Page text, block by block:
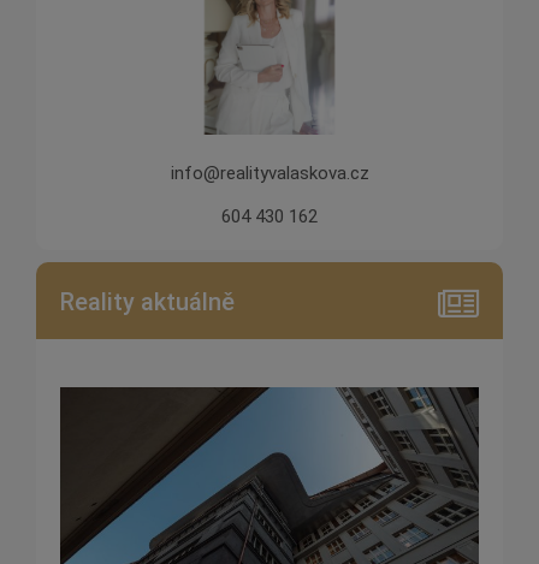
info@realityvalaskova.cz
604 430 162
Reality aktuálně